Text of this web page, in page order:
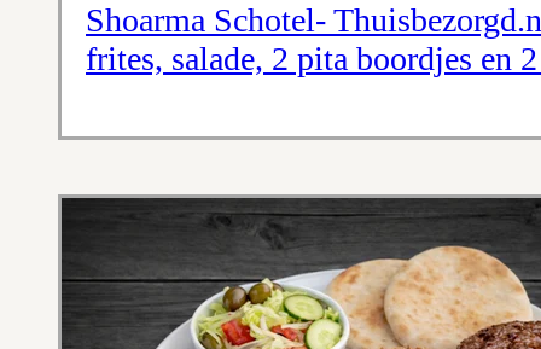
Shoarma Schotel-
frites, salade, 2 pita boordjes en